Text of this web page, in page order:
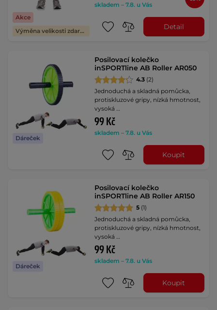
Akce
Výměna velikosti zdarma
skladem – 7.8. u Vás
Detail
Dáreček
Posilovací kolečko
inSPORTline AB Roller AR050
4.3 (2)
Jednoduchá a skladná pomůcka,
protiskluzové gripy, nízká hmotnost,
vysoká …
99 Kč
skladem – 7.8. u Vás
Koupit
Dáreček
Posilovací kolečko
inSPORTline AB Roller AR150
5 (1)
Jednoduchá a skladná pomůcka,
protiskluzové gripy, nízká hmotnost,
vysoká …
99 Kč
skladem – 7.8. u Vás
Koupit